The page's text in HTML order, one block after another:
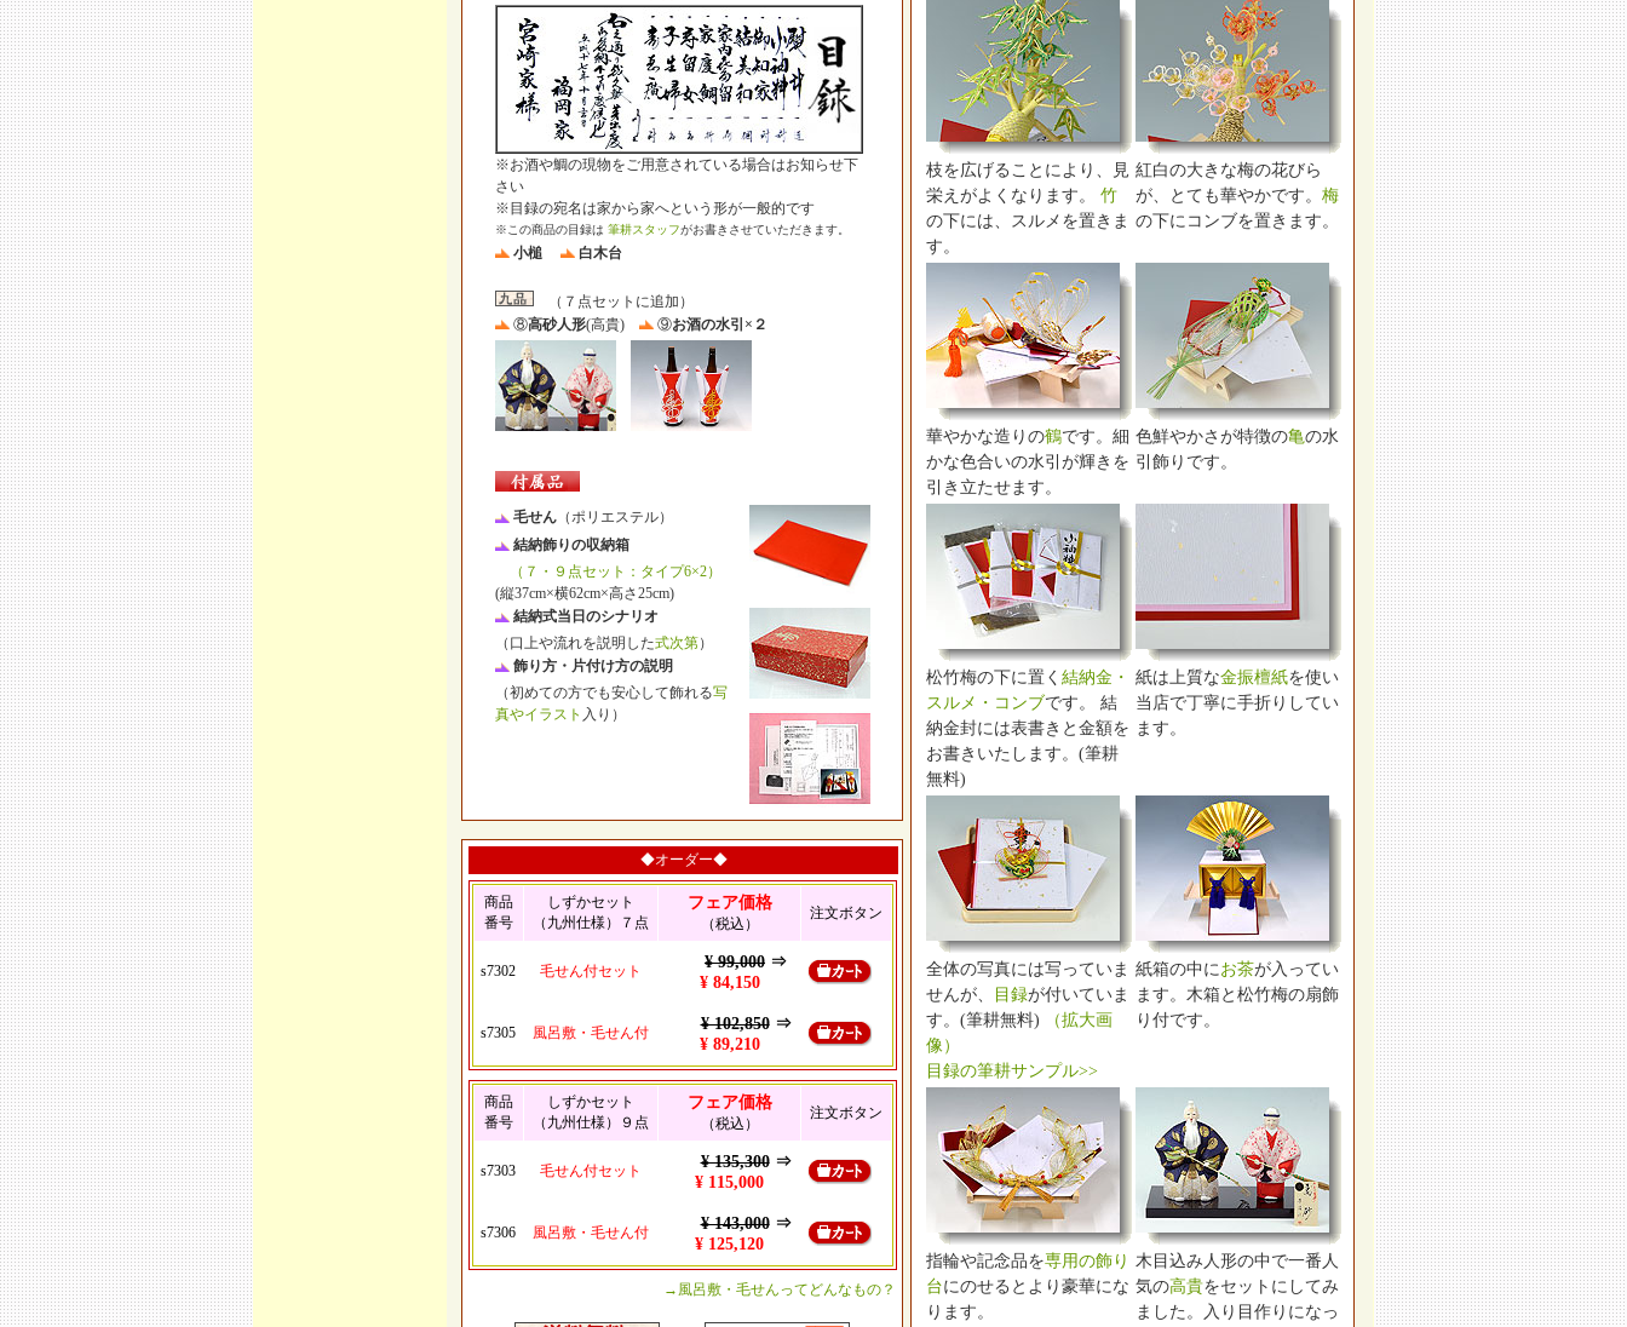
※お酒や鯛の現物をご用意されている場合はお知らせ下
さい
※目録の宛名は家から家へという形が一般的です
※この商品の目録は 筆耕スタッフがお書きさせていただきます。
小槌 白木台
（７点セットに追加）
⑧高砂人形(高貴) ⑨お酒の水引×２
毛せん（ポリエステル）
結納飾りの収納箱
（７・９点セット：タイプ6×2）
(縦37cm×横62cm×高さ25cm)
結納式当日のシナリオ
（口上や流れを説明した式次第）
飾り方・片付け方の説明
（初めての方でも安心して飾れる写
真やイラスト 入り）
◆オーダー◆
商品
番号
しずかセット
（九州仕様）７点
フェア価格
（税込）
注文ボタン
s7302 毛せん付セット ¥ 99,000 ⇒
¥ 84,150
s7305 風呂敷・毛せん付 ¥ 102,850⇒
¥ 89,210
商品
番号
しずかセット
（九州仕様）９点
フェア価格
（税込）
注文ボタン
s7303 毛せん付セット ¥ 135,300⇒
¥ 115,000
s7306 風呂敷・毛せん付 ¥ 143,000⇒
¥ 125,120
→風呂敷・毛せんってどんなもの？
枝を広げることにより、見
栄えがよくなります。
竹
の下には、スルメを置きま
す。
紅白の大きな梅の花びら
が、とても華やかです。 梅
の下にコンブを置きます。
華やかな造りの鶴です。細
かな色合いの水引が輝きを
引き立たせます。
色鮮やかさが特徴の亀の水
引飾りです。
松竹梅の下に置く 結納金・
スルメ・コンブです。 結
納金封には表書きと金額を
お書きいたします。(筆耕
無料)
紙は上質な金振檀紙を使い
当店で丁寧に手折りしてい
ます。
全体の写真には写っていま
せんが、
目録が付いていま
す。(筆耕無料)
（拡大画
像）
目録の筆耕サンプル>>
紙箱の中にお茶が入ってい
ます。木箱と松竹梅の扇飾
り付です。
指輪や記念品を専用の飾り
台にのせるとより豪華にな
ります。
木目込み人形の中で一番人
気の高貴をセットにしてみ
ました。入り目作りになっ